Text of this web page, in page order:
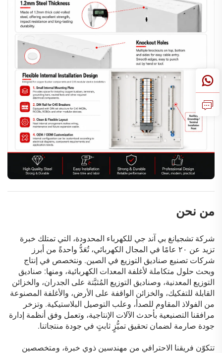
من نحن
شركة تشجيانغ بي آند جي للكهرباء المحدودة، التي تمتلك خبرة
تزيد عن ٢٠ عامًا في المجال الكهربائي، تُعَدُّ واحدةً من أبرز
شركات تصنيع صناديق التوزيع في الصين. ونتخصص في إنتاج
وبحث حلول متكاملة لأغلفة المعدات الكهربائية، ومنها: صناديق
التوزيع المعدنية، وصناديق التوزيع المُثبَّتة على الجدران، والخزائن
القابلة للتفكيك، والخزائن الواقفة على الأرض، والأغلفة المصنوعة
من الفولاذ المقاوم للصدأ، وعلب التوصيل البلاستيكية. وتزخر
مرافقنا التصنيعية بأحدث الآلات الإنتاجية، وتعمل وفق أنظمة إدارة
جودة صارمة لضمان تحقيق تميُّزٍ ثابتٍ في جودة منتجاتنا.
تتكوّن فريقنا الاحترافي من مهندسين ذوي خبرة، ومتخصصين